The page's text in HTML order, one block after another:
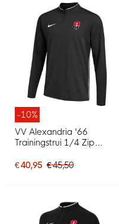
-10%
VV Alexandria '66
Trainingstrui 1/4 Zip
€ 40,95 € 45,50